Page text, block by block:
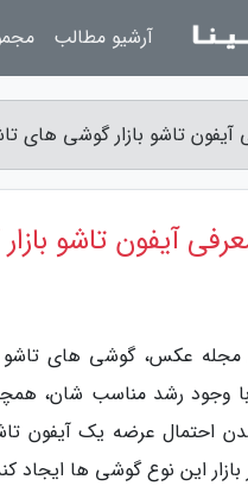
آیفون تاشو بازار گوشی
آیفون تاشو
مجله عکس، گوشی های تاشو
وجود رشد مناسب شان،
بازار این نوع گوشی ها ایجاد
آرشیو مطالب